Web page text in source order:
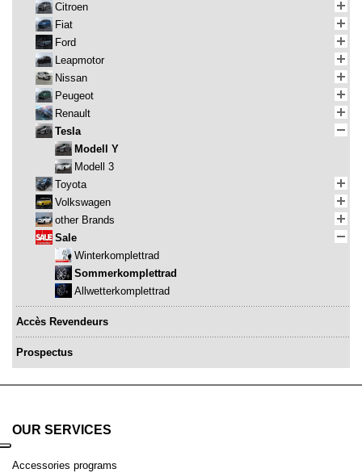
Citroen
Fiat
Ford
Leapmotor
Nissan
Peugeot
Renault
Tesla
Modell Y
Modell 3
Toyota
Volkswagen
other Brands
Sale
Winterkomplettrad
Sommerkomplettrad
Allwetterkomplettrad
Accès Revendeurs
Prospectus
OUR SERVICES
Accessories programs